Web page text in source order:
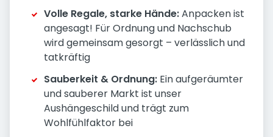
Volle Regale, starke Hände:Anpacken ist
angesagt! Für Ordnung und Nachschub
wird gemeinsam gesorgt – verlässlich und
tatkräftig
Sauberkeit & Ordnung: Ein aufgeräumter
und sauberer Markt ist unser
Aushängeschild und trägt zum
Wohlfühlfaktor bei